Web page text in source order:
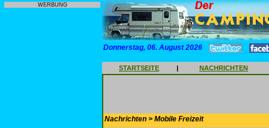
WERBUNG
Donnerstag, 06. August 2026
STARTSEITE | NACHRICHTEN
Nachrichten > Mobile Freizeit